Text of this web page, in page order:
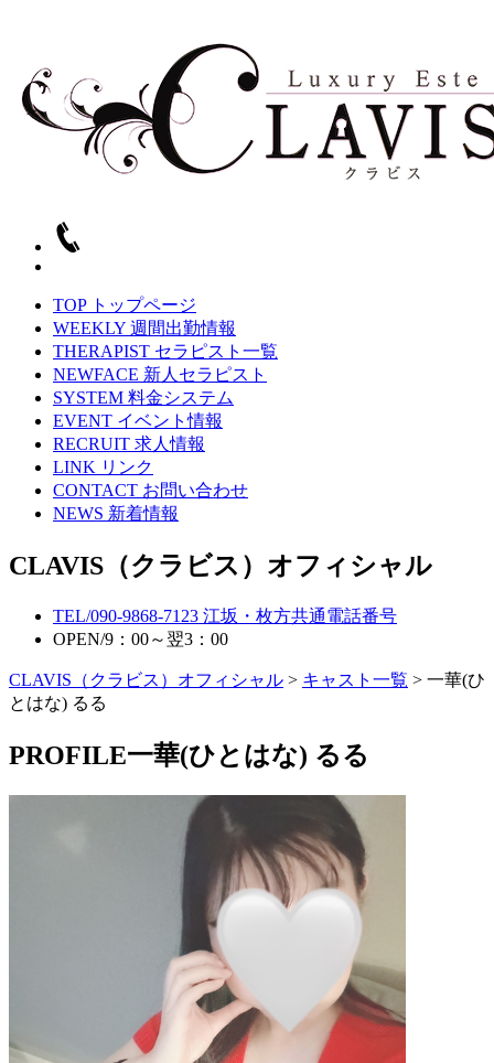
TOP トップページ
WEEKLY 週間出勤情報
THERAPIST セラピスト一覧
NEWFACE 新人セラピスト
SYSTEM 料金システム
EVENT イベント情報
RECRUIT 求人情報
LINK リンク
CONTACT お問い合わせ
NEWS 新着情報
CLAVIS（クラビス）オフィシャル
TEL/090-9868-7123 江坂・枚方共通電話番号
OPEN/9：00～翌3：00
CLAVIS（クラビス）オフィシャル > キャスト一覧 > 一華(ひ
とはな) るる
PROFILE一華(ひとはな) るる